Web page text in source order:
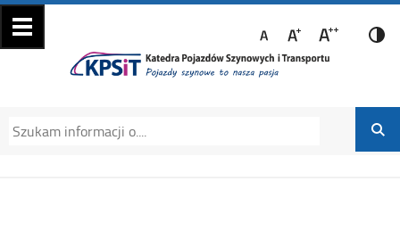
Katedra Pojazdów
Szynowych i
Transportu
Katedra Pojazdów Szynowych i Transportu
Politechniki Krakowskiej na Wydziale
Mechanicznym